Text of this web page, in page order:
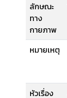
ลักษณะ
ทาง
กายภาพ
หมายเหตุ
หัวเรื่อง